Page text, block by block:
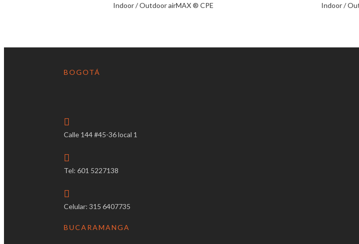
Indoor / Outdoor airMAX ® CPE Indoor /
BOGOTÁ
Calle 144 #45-36 local 1
Tel: 601 5227138
Celular: 315 6407735
BUCARAMANGA